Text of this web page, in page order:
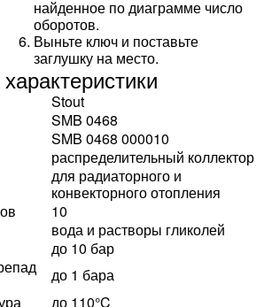
найденное по диаграмме число
оборотов.
Выньте ключ и поставьте
заглушку на место.
Stout
SMB 0468
SMB 0468 000010
распределительный коллектор
для радиаторного и
конвекторного отопления
10
вода и растворы гликолей
до 10 бар
до 1 бара
до 110°C